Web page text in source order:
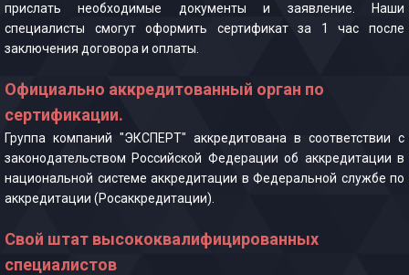
прислать необходимые документы и заявление. Наши
специалисты смогут оформить сертификат за 1 час после
заключения договора и оплаты.
Официально аккредитованный орган по
сертификации.
Группа компаний "ЭКСПЕРТ" аккредитована в соответствии с
законодательством Российской Федерации об аккредитации в
национальной системе аккредитации в Федеральной службе по
аккредитации (Росаккредитации).
Свой штат высококвалифицированных
специалистов